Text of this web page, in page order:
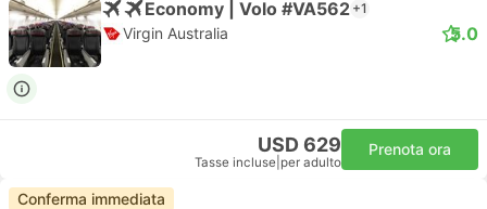
Economy | Volo #VA562 +1
Virgin Australia 5.0
USD 629
Tasse incluse per adulto
Prenota ora
Conferma immediata